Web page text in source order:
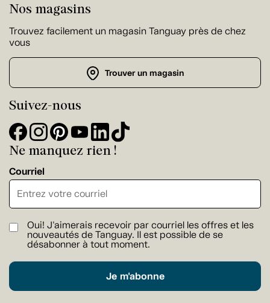
Nos magasins
Trouvez facilement un magasin Tanguay près de chez
vous
Trouver un magasin
Suivez-nous
Ne manquez rien !
Courriel
Oui! J'aimerais recevoir par courriel les offres et les
nouveautés de Tanguay. Il est possible de se
désabonner à tout moment.
Je m'abonne